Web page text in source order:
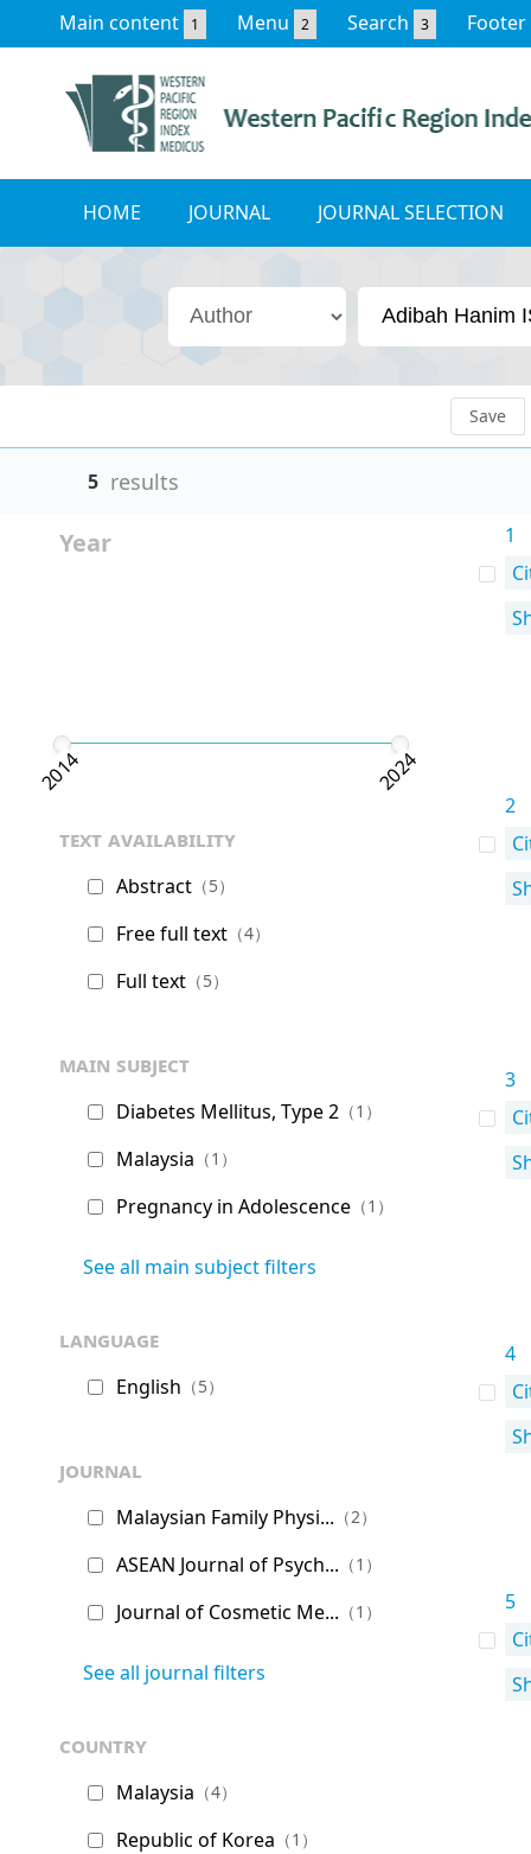
Main content 1 Menu 2 Search 3 Footer
HOME JOURNAL JOURNAL SELECTION
Save
5 results
Year
2014 2024
text availability
Abstract （5）
Free full text （4）
Full text （5）
main subject
Diabetes Mellitus, Type 2 （1）
Malaysia （1）
Pregnancy in Adolescence （1）
See all main subject filters
language
English （5）
journal
Malaysian Family Physi... （2）
ASEAN Journal of Psych... （1）
Journal of Cosmetic Me... （1）
See all journal filters
country
Malaysia （4）
Republic of Korea （1）
1
2
3
4
5